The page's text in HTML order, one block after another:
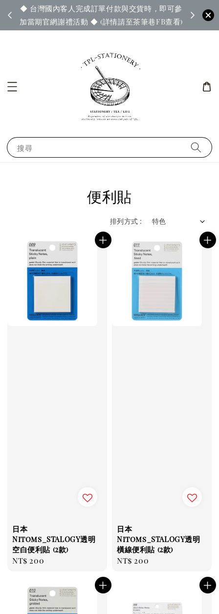
◆ 台灣國內客人完成訂單付款與交貨時，即可參
加當期官網謝禮活動 ◆ (詳情請至茶筆巷FB查看)
◆ 官
搜尋
便利貼
排列方式 :
日本
Nitoms_STALOGY透明
空白便利貼 (2款)
Regular
NT$ 200
日本
Nitoms_STALOGY透明
橫線便利貼 (2款)
Regular
NT$ 200